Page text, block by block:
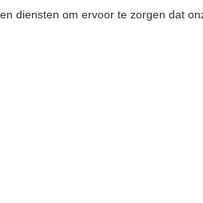
diensten om ervoor te zorgen dat